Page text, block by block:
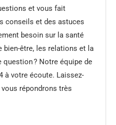
et vous fait
conseils et des astuces
besoin sur la santé
bien-être, les relations et la
? Notre équipe de
à votre écoute. Laissez-
répondrons très